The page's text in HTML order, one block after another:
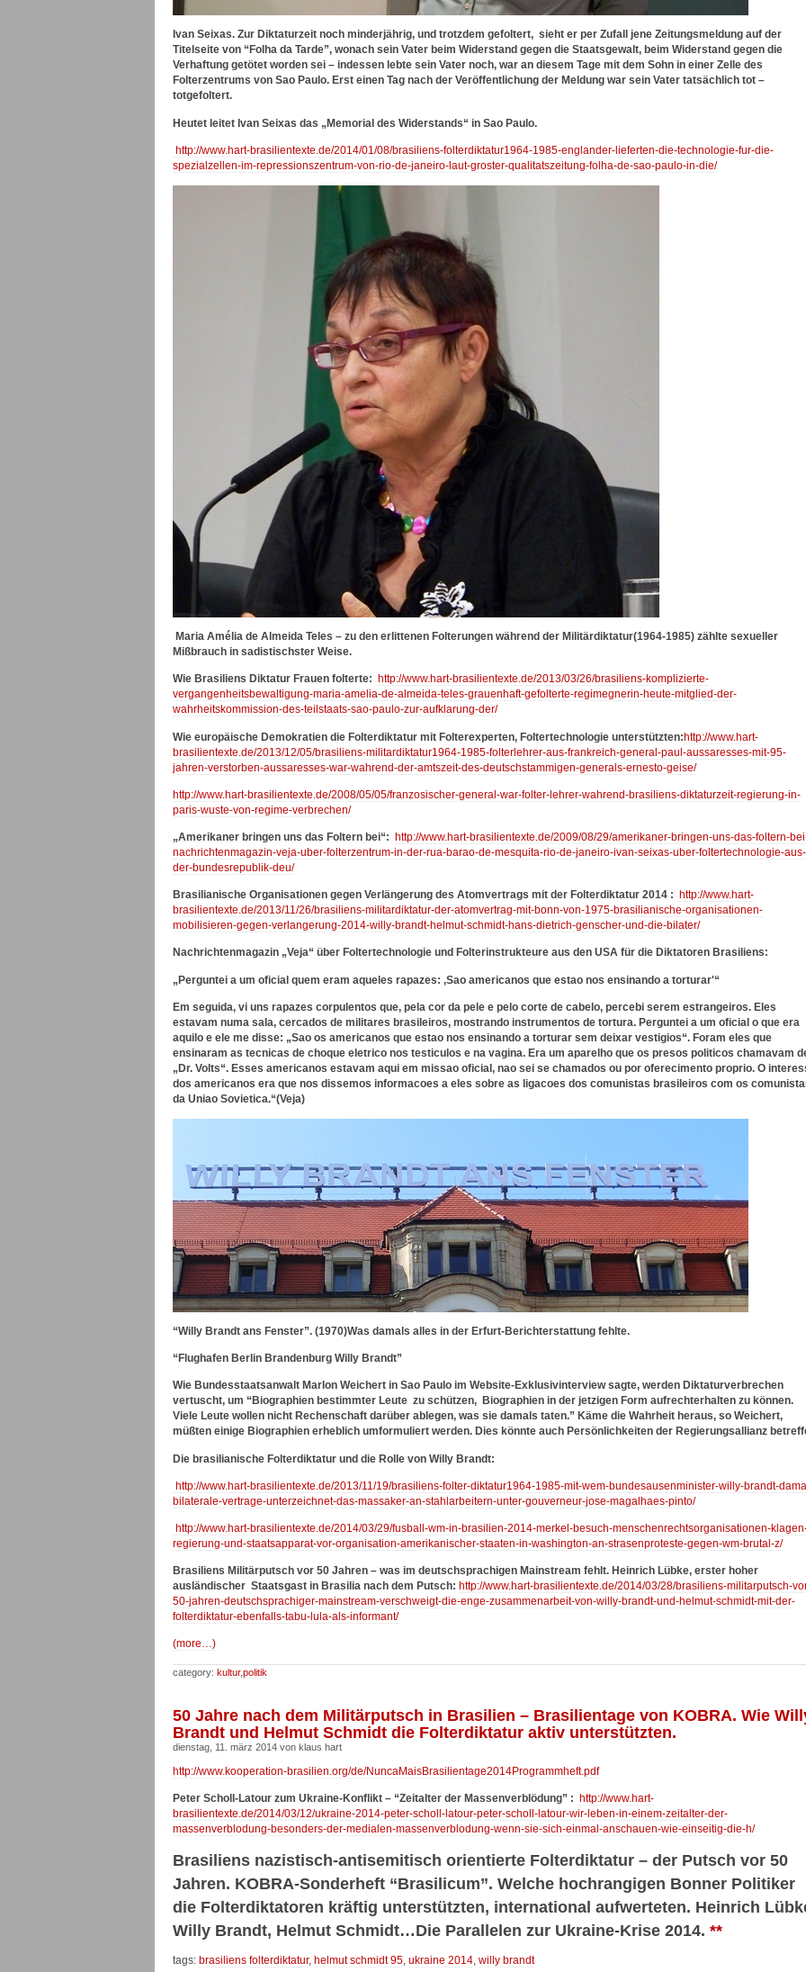
Ivan Seixas. Zur Diktaturzeit noch minderjährig, und trotzdem gefoltert, sieht er per Zufall jene Zeitungsmeldung auf der
Titelseite von “Folha da Tarde”, wonach sein Vater beim Widerstand gegen die Staatsgewalt, beim Widerstand gegen die
Verhaftung getötet worden sei – indessen lebte sein Vater noch, war an diesem Tage mit dem Sohn in einer Zelle des
Folterzentrums von Sao Paulo. Erst einen Tag nach der Veröffentlichung der Meldung war sein Vater tatsächlich tot –
totgefoltert.
Heutet leitet Ivan Seixas das „Memorial des Widerstands“ in Sao Paulo.
http://www.hart-brasilientexte.de/2014/01/08/brasiliens-folterdiktatur1964-1985-englander-lieferten-die-technologie-fur-die-
spezialzellen-im-repressionszentrum-von-rio-de-janeiro-laut-groster-qualitatszeitung-folha-de-sao-paulo-in-die/
Maria Amélia de Almeida Teles – zu den erlittenen Folterungen während der Militärdiktatur(1964-1985) zählte sexueller
Mißbrauch in sadistischster Weise.
Wie Brasiliens Diktatur Frauen folterte: http://www.hart-brasilientexte.de/2013/03/26/brasiliens-komplizierte-
vergangenheitsbewaltigung-maria-amelia-de-almeida-teles-grauenhaft-gefolterte-regimegnerin-heute-mitglied-der-
wahrheitskommission-des-teilstaats-sao-paulo-zur-aufklarung-der/
Wie europäische Demokratien die Folterdiktatur mit Folterexperten, Foltertechnologie unterstützten:http://www.hart-
brasilientexte.de/2013/12/05/brasiliens-militardiktatur1964-1985-folterlehrer-aus-frankreich-general-paul-aussaresses-mit-95-
jahren-verstorben-aussaresses-war-wahrend-der-amtszeit-des-deutschstammigen-generals-ernesto-geise/
http://www.hart-brasilientexte.de/2008/05/05/franzosischer-general-war-folter-lehrer-wahrend-brasiliens-diktaturzeit-regierung-in-
paris-wuste-von-regime-verbrechen/
„Amerikaner bringen uns das Foltern bei“: http://www.hart-brasilientexte.de/2009/08/29/amerikaner-bringen-uns-das-foltern-
nachrichtenmagazin-veja-uber-folterzentrum-in-der-rua-barao-de-mesquita-rio-de-janeiro-ivan-seixas-uber-foltertechnologie-aus-
der-bundesrepublik-deu/
Brasilianische Organisationen gegen Verlängerung des Atomvertrags mit der Folterdiktatur 2014 : http://www.hart-
brasilientexte.de/2013/11/26/brasiliens-militardiktatur-der-atomvertrag-mit-bonn-von-1975-brasilianische-organisationen-
mobilisieren-gegen-verlangerung-2014-willy-brandt-helmut-schmidt-hans-dietrich-genscher-und-die-bilater/
Nachrichtenmagazin „Veja“ über Foltertechnologie und Folterinstrukteure aus den USA für die Diktatoren Brasiliens:
„Perguntei a um oficial quem eram aqueles rapazes: ‚Sao americanos que estao nos ensinando a torturar'“
Em seguida, vi uns rapazes corpulentos que, pela cor da pele e pelo corte de cabelo, percebi serem estrangeiros. Eles
estavam numa sala, cercados de militares brasileiros, mostrando instrumentos de tortura. Perguntei a um oficial o que era
aquilo e ele me disse: „Sao os americanos que estao nos ensinando a torturar sem deixar vestigios“. Foram eles que
ensinaram as tecnicas de choque eletrico nos testiculos e na vagina. Era um aparelho que os presos politicos chamavam
„Dr. Volts“. Esses americanos estavam aqui em missao oficial, nao sei se chamados ou por oferecimento proprio. O
dos americanos era que nos dissemos informacoes a eles sobre as ligacoes dos comunistas brasileiros com os
da Uniao Sovietica.“(Veja)
“Willy Brandt ans Fenster”. (1970)Was damals alles in der Erfurt-Berichterstattung fehlte.
“Flughafen Berlin Brandenburg Willy Brandt”
Wie Bundesstaatsanwalt Marlon Weichert in Sao Paulo im Website-Exklusivinterview sagte, werden Diktaturverbrechen
vertuscht, um “Biographien bestimmter Leute zu schützen, Biographien in der jetzigen Form aufrechterhalten zu können.
Viele Leute wollen nicht Rechenschaft darüber ablegen, was sie damals taten.” Käme die Wahrheit heraus, so Weichert,
müßten einige Biographien erheblich umformuliert werden. Dies könnte auch Persönlichkeiten der Regierungsallianz
Die brasilianische Folterdiktatur und die Rolle von Willy Brandt:
http://www.hart-brasilientexte.de/2013/11/19/brasiliens-folter-diktatur1964-1985-mit-wem-bundesausenminister-willy-brandt-
bilaterale-vertrage-unterzeichnet-das-massaker-an-stahlarbeitern-unter-gouverneur-jose-magalhaes-pinto/
http://www.hart-brasilientexte.de/2014/03/29/fusball-wm-in-brasilien-2014-merkel-besuch-menschenrechtsorganisationen-
regierung-und-staatsapparat-vor-organisation-amerikanischer-staaten-in-washington-an-strasenproteste-gegen-wm-brutal-z/
Brasiliens Militärputsch vor 50 Jahren – was im deutschsprachigen Mainstream fehlt. Heinrich Lübke, erster hoher
ausländischer Staatsgast in Brasilia nach dem Putsch: http://www.hart-brasilientexte.de/2014/03/28/brasiliens-militarputsch-
50-jahren-deutschsprachiger-mainstream-verschweigt-die-enge-zusammenarbeit-von-willy-brandt-und-helmut-schmidt-mit-der-
folterdiktatur-ebenfalls-tabu-lula-als-informant/
(more…)
category: kultur,politik
50 Jahre nach dem Militärputsch in Brasilien – Brasilientage von KOBRA. Wie
Brandt und Helmut Schmidt die Folterdiktatur aktiv unterstützten.
dienstag, 11. märz 2014 von klaus hart
http://www.kooperation-brasilien.org/de/NuncaMaisBrasilientage2014Programmheft.pdf
Peter Scholl-Latour zum Ukraine-Konflikt – “Zeitalter der Massenverblödung” : http://www.hart-
brasilientexte.de/2014/03/12/ukraine-2014-peter-scholl-latour-peter-scholl-latour-wir-leben-in-einem-zeitalter-der-
massenverblodung-besonders-der-medialen-massenverblodung-wenn-sie-sich-einmal-anschauen-wie-einseitig-die-h/
Brasiliens nazistisch-antisemitisch orientierte Folterdiktatur – der Putsch vor 50
Jahren. KOBRA-Sonderheft “Brasilicum”. Welche hochrangigen Bonner Politiker
die Folterdiktatoren kräftig unterstützten, international aufwerteten. Heinrich
Willy Brandt, Helmut Schmidt…Die Parallelen zur Ukraine-Krise 2014. **
tags: brasiliens folterdiktatur, helmut schmidt 95, ukraine 2014, willy brandt